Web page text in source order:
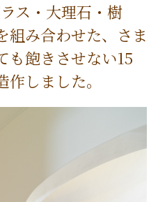
ス・大理石・樹
み合わせた、さま
も飽きさせない15
しました。